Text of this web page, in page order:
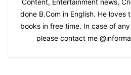
done B.Com in English. He loves
books in free time. In case of
please contact me